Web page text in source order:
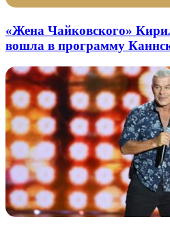
«Жена Чайковского»
вошла в программу